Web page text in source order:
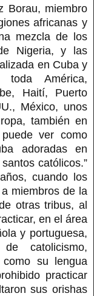
Borau, miembro
africanas y
mezcla de los
Nigeria, y las
en Cuba y
América,
Haití, Puerto
México, unos
también en
ver como
adoradas en
católicos.”
cuando los
miembros de la
otras tribus, al
en el área
y portuguesa,
catolicismo,
su lengua
practicar
sus orishas